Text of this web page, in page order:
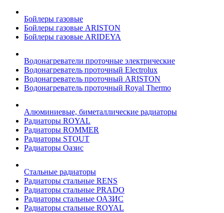
Бойлеры газовые
Бойлеры газовые ARISTON
Бойлеры газовые ARIDEYA
Водонагреватели проточные электрические
Водонагреватель проточный Electrolux
Водонагреватель проточный ARISTON
Водонагреватель проточный Royal Thermo
Алюминиевые, биметаллические радиаторы
Радиаторы ROYAL
Радиаторы ROMMER
Радиаторы STOUT
Радиаторы Оазис
Стальные радиаторы
Радиаторы стальные RENS
Радиаторы стальные PRADO
Радиаторы стальные ОАЗИС
Радиаторы стальные ROYAL